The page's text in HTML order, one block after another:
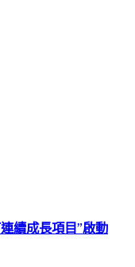
續成長項目”啟動